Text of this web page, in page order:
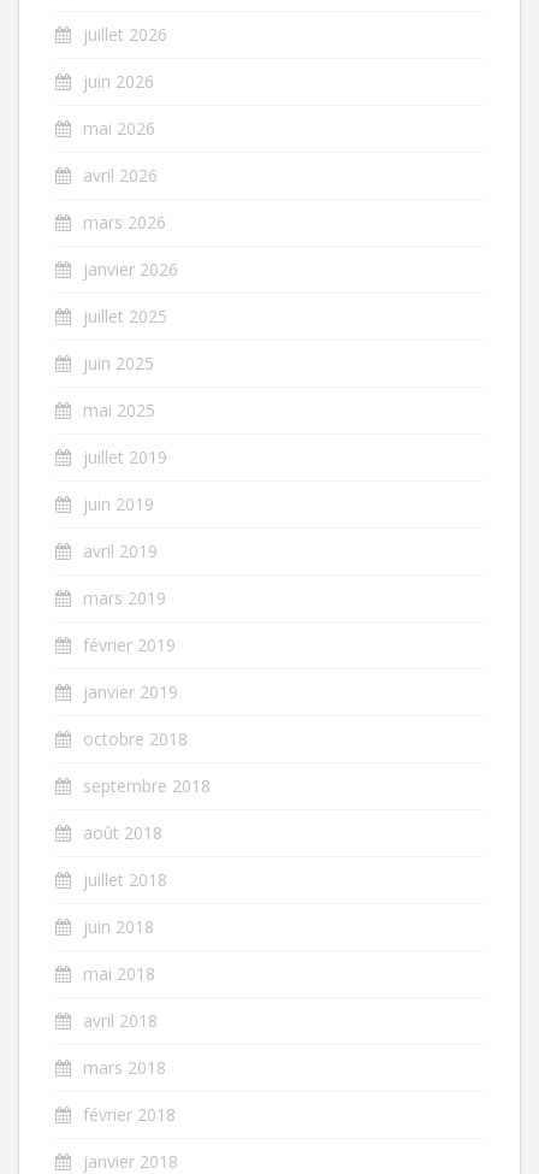
juillet 2026
juin 2026
mai 2026
avril 2026
mars 2026
janvier 2026
juillet 2025
juin 2025
mai 2025
juillet 2019
juin 2019
avril 2019
mars 2019
février 2019
janvier 2019
octobre 2018
septembre 2018
août 2018
juillet 2018
juin 2018
mai 2018
avril 2018
mars 2018
février 2018
janvier 2018